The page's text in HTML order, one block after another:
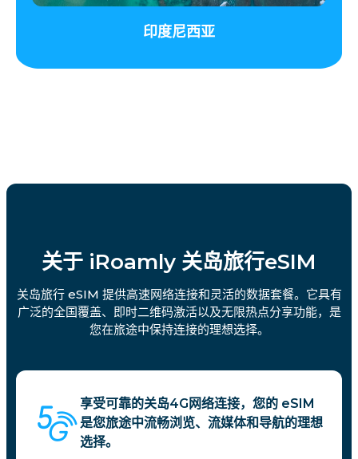
印度尼西亚
关于 iRoamly 关岛旅行eSIM
关岛旅行 eSIM 提供高速网络连接和灵活的数据套餐。它具有
广泛的全国覆盖、即时二维码激活以及无限热点分享功能，是
您在旅途中保持连接的理想选择。
享受可靠的关岛4G网络连接，您的 eSIM
是您旅途中流畅浏览、流媒体和导航的理想
选择。